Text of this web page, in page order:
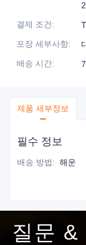
결제 조건:
포장 세부사항:
배송 시간:
제품 세부정보
필수 정보
배송 방법: 해운
질문 &